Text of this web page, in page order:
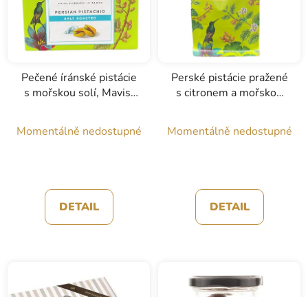
Pečené íránské pistácie
s mořskou solí, Mavis,
Momentálně nedostupné
DETAIL
Perské pistácie pražené
s citronem a mořskou
Momentálně nedostupné
DETAIL